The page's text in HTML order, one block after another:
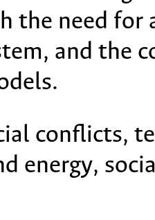
the need for
and the
conflicts,
energy,